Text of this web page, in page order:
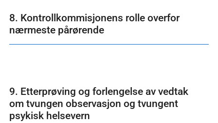
8. Kontrollkommisjonens rolle overfor
nærmeste pårørende
9. Etterprøving og forlengelse av vedtak
om tvungen observasjon og tvungent
psykisk helsevern